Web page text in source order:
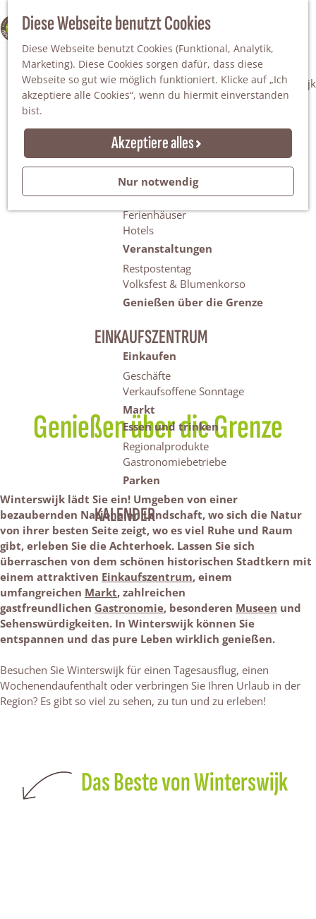
Diese Webseite benutzt Cookies
Diese Webseite benutzt Cookies (Funktional, Analytik,
Marketing). Diese Cookies sorgen dafür, dass diese
Webseite so gut wie möglich funktioniert. Klicke auf „Ich
akzeptiere alle Cookies“, wenn du hiermit einverstanden
bist.
Akzeptiere alles
Nur notwendig
100% WINTERSWIJK
S
u
c
h
e
n
M
e
n
ü
Da staunt man!
Freiheitsbäume
Natur
Naturgebiete
Nationaler Landschaftspark Winterswijk
Der Steingrube
Gärten & Parks
Übernachten
Campingplätze & Ferienparks
Gruppenunterkünfte
Bed & Breakfasts
Ferienhäuser
Hotels
Veranstaltungen
Restpostentag
Volksfest & Blumenkorso
Genießen über die Grenze
EINKAUFSZENTRUM
Einkaufen
Geschäfte
Verkaufsoffene Sonntage
Markt
Essen und trinken
Regionalprodukte
Gastronomiebetriebe
Parken
KALENDER
Genießen über die Grenze
Winterswijk lädt Sie ein! Umgeben von einer
bezaubernden Nationalen Landschaft, wo sich die Natur
von ihrer besten Seite zeigt, wo es viel Ruhe und Raum
gibt, erleben Sie die Achterhoek. Lassen Sie sich
überraschen von dem schönen historischen Stadtkern mit
einem attraktiven Einkaufszentrum, einem
umfangreichen Markt, zahlreichen
gastfreundlichen Gastronomie, besonderen Museen und
Sehenswürdigkeiten. In Winterswijk können Sie
entspannen und das pure Leben wirklich genießen.
Besuchen Sie Winterswijk für einen Tagesausflug, einen
Wochenendaufenthalt oder verbringen Sie Ihren Urlaub in der
Region? Es gibt so viel zu sehen, zu tun und zu erleben!
Das Beste von Winterswijk